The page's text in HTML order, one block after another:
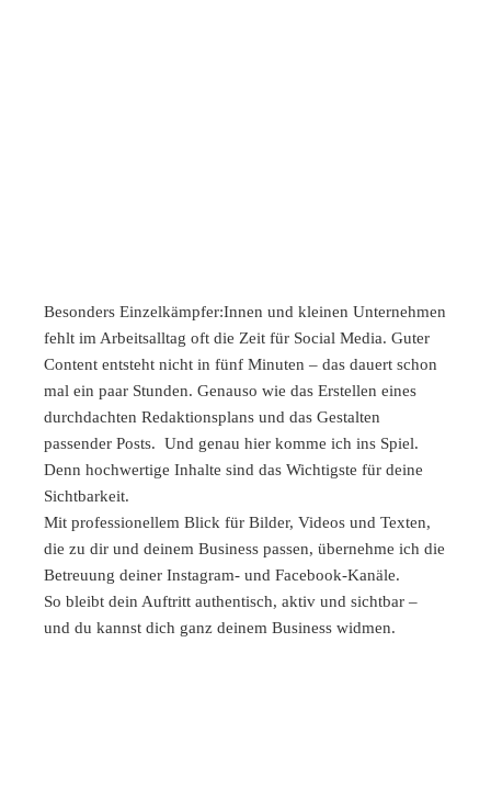
Besonders Einzelkämpfer:Innen und kleinen Unternehmen
fehlt im Arbeitsalltag oft die Zeit für Social Media. Guter
Content entsteht nicht in fünf Minuten – das dauert schon
mal ein paar Stunden. Genauso wie das Erstellen eines
durchdachten Redaktionsplans und das Gestalten
passender Posts. Und genau hier komme ich ins Spiel.
Denn hochwertige Inhalte sind das Wichtigste für deine
Sichtbarkeit.
Mit professionellem Blick für Bilder, Videos und Texten,
die zu dir und deinem Business passen, übernehme ich die
Betreuung deiner Instagram- und Facebook-Kanäle.
So bleibt dein Auftritt authentisch, aktiv und sichtbar –
und du kannst dich ganz deinem Business widmen.